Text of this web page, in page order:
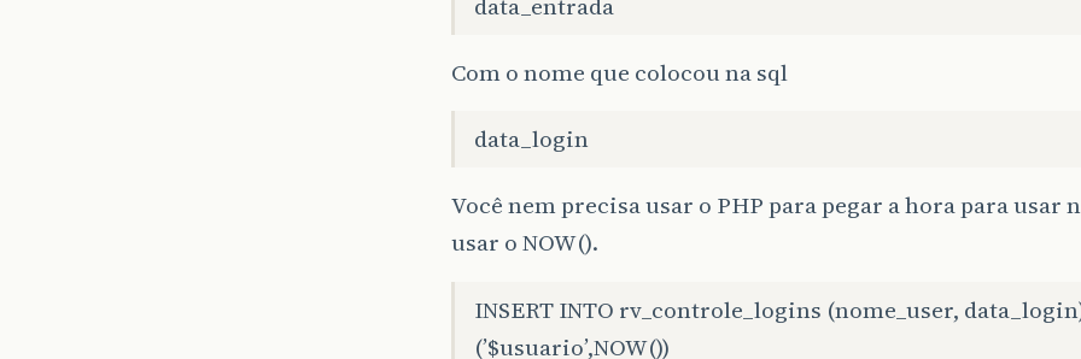
Com o nome que colocou na sql
data_login
Você nem precisa usar o PHP para pegar a hora para usar
usar o NOW().
INSERT INTO rv_controle_logins (nome_user,
(’$usuario’,NOW())